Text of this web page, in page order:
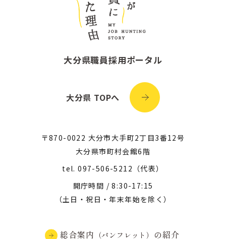
大分県職員採用ポータル
大分県 TOPへ
〒870-0022 大分市大手町2丁目3番12号
大分県市町村会館6階
tel.097-506-5212 （代表）
開庁時間 / 8:30-17:15
（土日・祝日・年末年始を除く）
総合案内 （パンフレット） の紹介